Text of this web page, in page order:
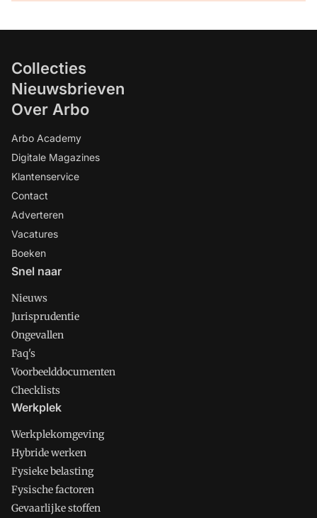
Collecties
Nieuwsbrieven
Over Arbo
Arbo Academy
Digitale Magazines
Klantenservice
Contact
Adverteren
Vacatures
Boeken
Snel naar
Nieuws
Jurisprudentie
Ongevallen
Faq's
Voorbeelddocumenten
Checklists
Werkplek
Werkplekomgeving
Hybride werken
Fysieke belasting
Fysische factoren
Gevaarlijke stoffen